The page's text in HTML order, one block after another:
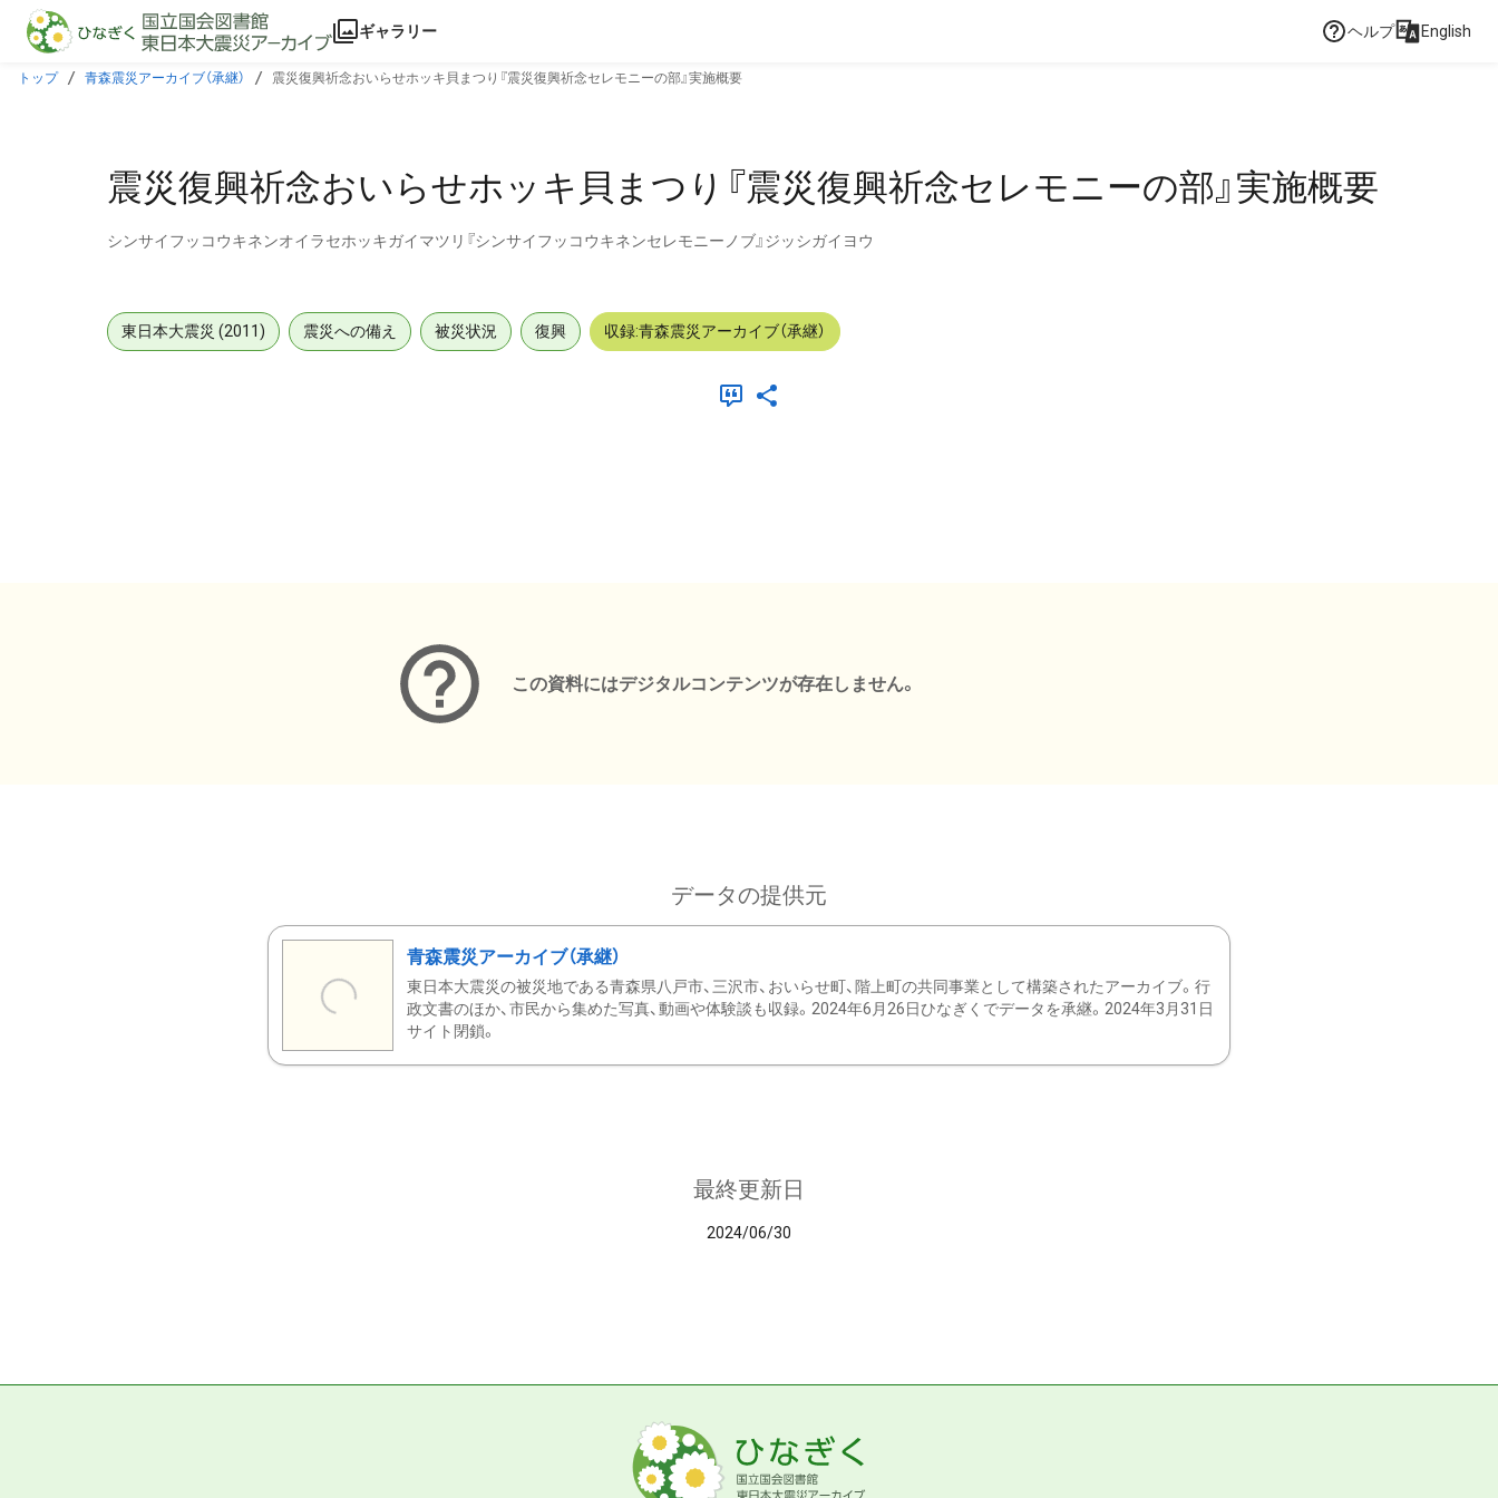
本文に飛ぶ
ギャラリー ヘルプ English
トップ 青森震災アーカイブ（承継） 震災復興祈念おいらせホッキ貝まつり『震災復興祈念セレモニーの部』実施概要
震災復興祈念おいらせホッキ貝まつり『震災復興祈念セレモニーの部』実施概要
シンサイフッコウキネンオイラセホッキガイマツリ『シンサイフッコウキネンセレモニーノブ』ジッシガイヨウ
東日本大震災 (2011) 震災への備え 被災状況 復興 収録:青森震災アーカイブ（承継）
この資料にはデジタルコンテンツが存在しません。
データの提供元
青森震災アーカイブ（承継）
東日本大震災の被災地である青森県八戸市、三沢市、おいらせ町、階上町の共同事業として構築されたアーカイブ。行
政文書のほか、市民から集めた写真、動画や体験談も収録。2024年6月26日ひなぎくでデータを承継。2024年3月31日
サイト閉鎖。
最終更新日
2024/06/30